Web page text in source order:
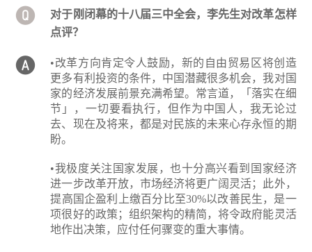
对于刚闭幕的十八届三中全会，李先生对改革怎样
点评？
•改革方向肯定令人鼓励，新的自由贸易区将创造
更多有利投资的条件，中国潜藏很多机会，我对国
家的经济发展前景充满希望。常言道，「落实在细
节」，一切要看执行，但作为中国人，我无论过
去、现在及将来，都是对民族的未来心存永恒的期
盼。
•我极度关注国家发展，也十分高兴看到国家经济
进一步改革开放，市场经济将更广阔灵活；此外，
提高国企盈利上缴百分比至30%以改善民生，是一
项很好的政策；组织架构的精简，将令政府能灵活
地作出决策，应付任何骤变的重大事情。